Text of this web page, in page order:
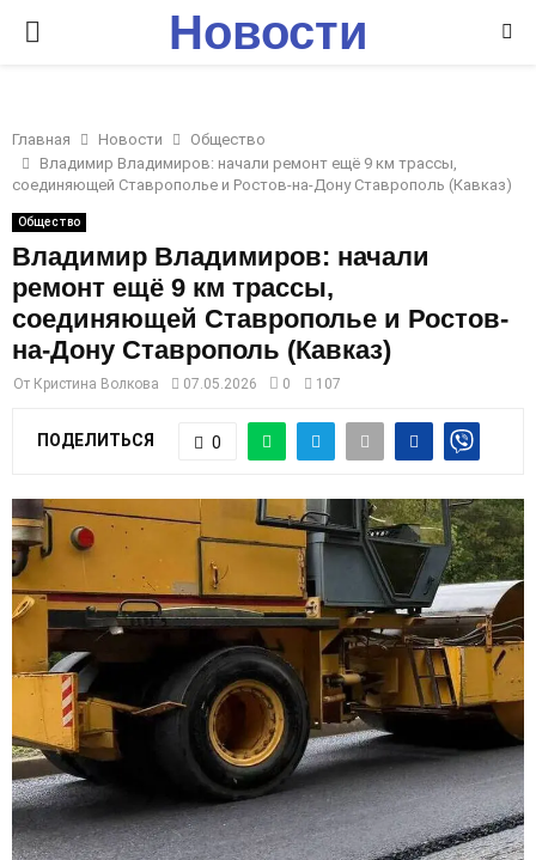
P
I
M
A
R
E
N
U
Новости
Главная Новости
Общество
Владимир Владимиров: начали ремонт ещё 9 км трассы,
соединяющей Ставрополье и Ростов-на-Дону Ставрополь (Кавказ)
Общество
Владимир Владимиров: начали
ремонт ещё 9 км трассы,
соединяющей Ставрополье и Ростов-
на-Дону Ставрополь (Кавказ)
От Кристина Волкова 07.05.2026 0 107
ПОДЕЛИТЬСЯ 0